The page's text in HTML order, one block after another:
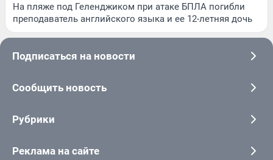
На пляже под Геленджиком при атаке БПЛА погибли
преподаватель английского языка и ее 12-летняя дочь
Подписаться на новости
Сообщить новость
Рубрики
Реклама на сайте